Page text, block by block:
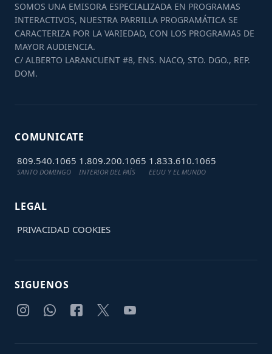
SOMOS UNA EMISORA ESPECIALIZADA EN PROGRAMAS
INTERACTIVOS, NUESTRA PARRILLA PROGRAMÁTICA SE
CARACTERIZA POR LA VARIEDAD, CON LOS PROGRAMAS DE
MAYOR AUDIENCIA.
C/ ALBERTO LARANCUENT #8, ENS. NACO, STO. DGO., REP.
DOM.
COMUNICATE
809.540.1065
SANTO DOMINGO
1.809.200.1065
INTERIOR DEL PAÍS
1.833.610.1065
EEUU Y EL MUNDO
LEGAL
PRIVACIDAD COOKIES
SIGUENOS